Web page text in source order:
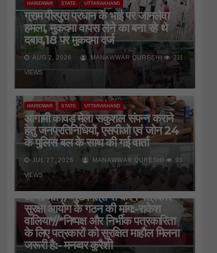
HARIDWAR STATE UTTARAKHAND
ग्राम पीरपुरा प्रधान के भाई पर जानलेवा
हमला, मुकदमा वापस लेने का बना रहे थे
दबाव,18 पर मुकदमा दर्ज
AUG 2, 2026 MANAWWAR QURESHI 211
VIEWS
HARIDWAR STATE UTTARAKHAND
आगामी कावड़ मेला सकुशल संपन्न कराने
हेतु जनप्रतिनिधियों, एसपीओ एवं जोन 24
के पुलिस बल के साथ की गई वार्ता
JUL 27, 2026 MANAWWAR QURESHI 93
VIEWS
HARIDWAR STATE UTTARAKHAND
जिला प्रेस क्लब की बैठक
आयोजित*//*मुख्यमंत्री से करेंगे पत्रकार
सुरक्षा आयोग के गठन की मांग:-राकेश
वालिया*//*निष्पक्ष और निर्भीक पत्रकारिता
के लिए पत्रकारों को सुरक्षित माहौल मिलना
जरूरी है:- मनव्वर कुरैशी